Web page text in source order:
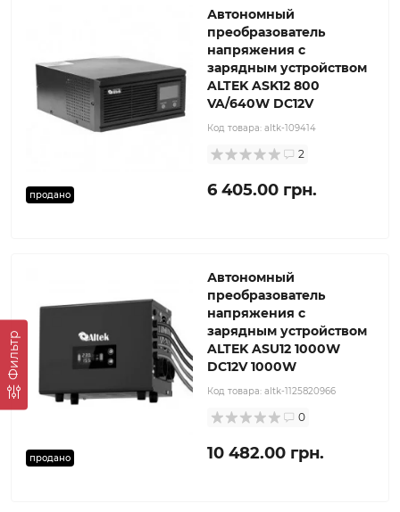
Фильтр
продано
Автономный
преобразователь
напряжения с
зарядным устройством
ALTEK ASK12 800
VA/640W DC12V
Код товара: altk-109414
2
6 405.00 грн.
продано
Автономный
преобразователь
напряжения с
зарядным устройством
ALTEK ASU12 1000W
DC12V 1000W
Код товара: altk-1125820966
0
10 482.00 грн.